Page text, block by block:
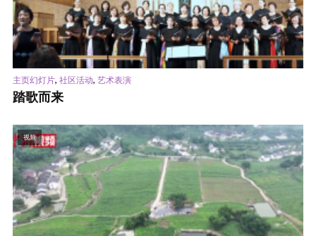
主页幻灯片, 社区活动, 艺术表演
踏歌而来
视频